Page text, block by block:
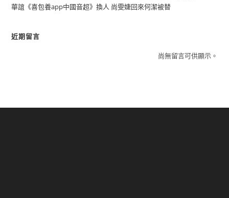
華誼《喜包養app中國音超》換人 尚雯婕回來何潔被替
近期留言
尚無留言可供顯示。